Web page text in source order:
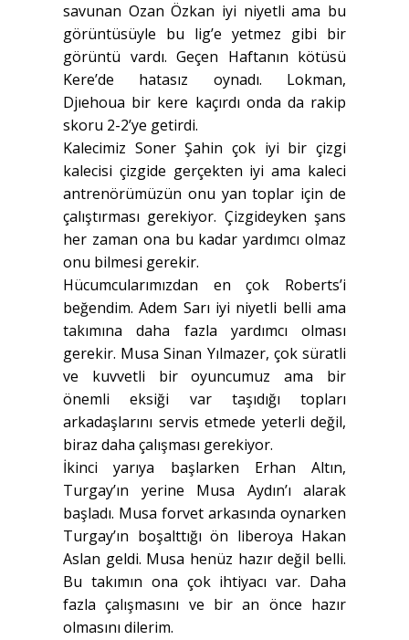
savunan Ozan Özkan iyi niyetli ama bu
görüntüsüyle bu lig’e yetmez gibi bir
görüntü vardı. Geçen Haftanın kötüsü
Kere’de hatasız oynadı. Lokman,
Djıehoua bir kere kaçırdı onda da rakip
skoru 2-2’ye getirdi.
Kalecimiz Soner Şahin çok iyi bir çizgi
kalecisi çizgide gerçekten iyi ama kaleci
antrenörümüzün onu yan toplar için de
çalıştırması gerekiyor. Çizgideyken şans
her zaman ona bu kadar yardımcı olmaz
onu bilmesi gerekir.
Hücumcularımızdan en çok Roberts’i
beğendim. Adem Sarı iyi niyetli belli ama
takımına daha fazla yardımcı olması
gerekir. Musa Sinan Yılmazer, çok süratli
ve kuvvetli bir oyuncumuz ama bir
önemli eksiği var taşıdığı topları
arkadaşlarını servis etmede yeterli değil,
biraz daha çalışması gerekiyor.
İkinci yarıya başlarken Erhan Altın,
Turgay’ın yerine Musa Aydın’ı alarak
başladı. Musa forvet arkasında oynarken
Turgay’ın boşalttığı ön liberoya Hakan
Aslan geldi. Musa henüz hazır değil belli.
Bu takımın ona çok ihtiyacı var. Daha
fazla çalışmasını ve bir an önce hazır
olmasını dilerim.